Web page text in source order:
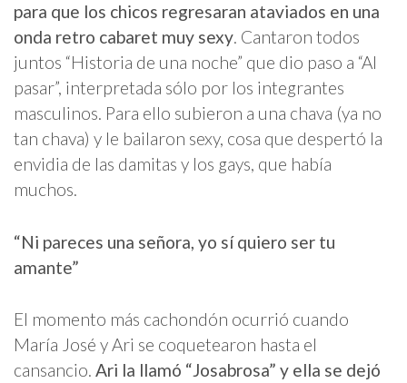
para que los chicos regresaran ataviados en una
onda retro cabaret muy sexy. Cantaron todos
juntos “Historia de una noche” que dio paso a “Al
pasar”, interpretada sólo por los integrantes
masculinos. Para ello subieron a una chava (ya no
tan chava) y le bailaron sexy, cosa que despertó la
envidia de las damitas y los gays, que había
muchos.
“Ni pareces una señora, yo sí quiero ser tu
amante”
El momento más cachondón ocurrió cuando
María José y Ari se coquetearon hasta el
cansancio. Ari la llamó “Josabrosa” y ella se dejó